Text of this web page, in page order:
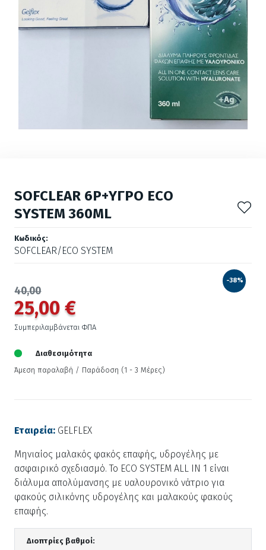
SOFCLEAR 6P+ΥΓΡΟ ECO
SYSTEM 360ML
Κωδικός:
SOFCLEAR/ECO SYSTEM
40,00
25,00 €
-38%
Συμπεριλαμβάνεται ΦΠΑ
Διαθεσιμότητα
Άμεση παραλαβή / Παράδoση (1 - 3 Μέρες)
Εταιρεία: GELFLEX
Μηνιαίος μαλακός φακός επαφής, υδρογέλης με
ασφαιρικό σχεδιασμό. To ECO SYSTEM ALL IN 1 είναι
διάλυμα απολύμανσης με υαλουρονικό νάτριο για
φακούς σιλικόνης υδρογέλης και μαλακούς φακούς
επαφής.
Διοπτρίες βαθμοί: